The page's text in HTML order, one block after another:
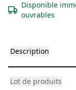
Disponible
ouvrables
Description
Lot de produits